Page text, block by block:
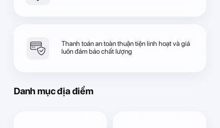
Thanh toán an toàn thuận tiện linh hoạt và giá
luôn đảm bảo chất lượng
Danh mục địa điểm